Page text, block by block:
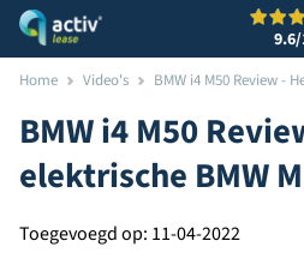
9.6/
Home Video's BMW i4 M50 Review -
BMW i4 M50
elektrische BMW
Toegevoegd op: 11-04-2022